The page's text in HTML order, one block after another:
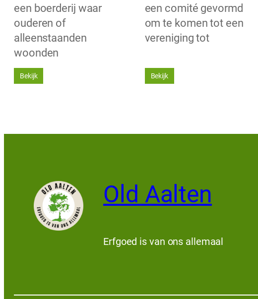
een boerderij waar
ouderen of
alleenstaanden
woonden
Bekijk
een comité gevormd
om te komen tot een
vereniging tot
Bekijk
Old Aalten
Erfgoed is van ons allemaal